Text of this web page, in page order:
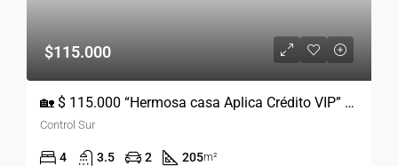
$115.000
🏡 $ 115.000 “Hermosa casa Aplica Crédito VIP” 📍Sector La Calera Control Sur
Control Sur
4 3.5 2 205m²